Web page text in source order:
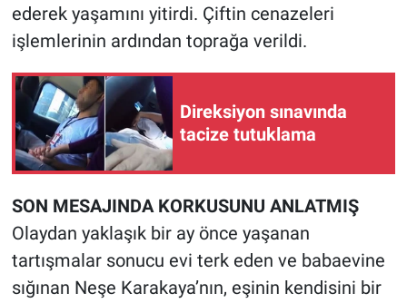
ederek yaşamını yitirdi. Çiftin cenazeleri
işlemlerinin ardından toprağa verildi.
Direksiyon sınavında
tacize tutuklama
SON MESAJINDA KORKUSUNU ANLATMIŞ
Olaydan yaklaşık bir ay önce yaşanan
tartışmalar sonucu evi terk eden ve babaevine
sığınan Neşe Karakaya’nın, eşinin kendisini bir
Koronavirüs
Kültür Sanat
Ne demişti
Nedir
Popüler
Programlar